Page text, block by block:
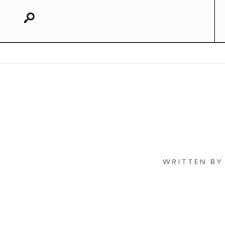
WRITTEN BY